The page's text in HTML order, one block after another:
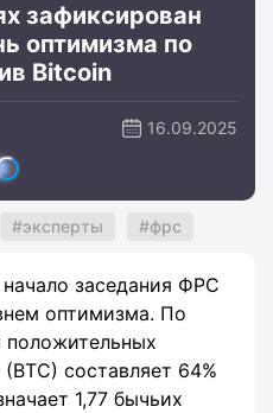
зафиксирован
оптимизма по
Bitcoin
16.09.2025
эксперты фрс
заседания ФРС
оптимизма. По
составляет 64%
1,77 бычьих